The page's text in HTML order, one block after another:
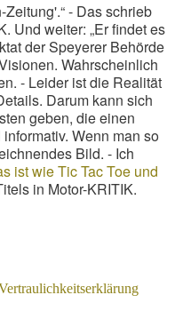
- Das schrieb
Und weiter: „Er findet es
der Speyerer Behörde
Wahrscheinlich
- Leider ist die Realität
Darum kann sich
geben, die einen
Wenn man so
Bild. - Ich
ist wie Tic Tac Toe und
in Motor-KRITIK.